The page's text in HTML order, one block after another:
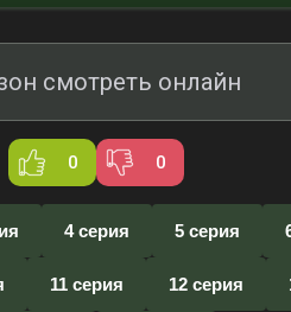
смотреть онлайн
0 0
4 серия 5 серия
11 серия 12 серия